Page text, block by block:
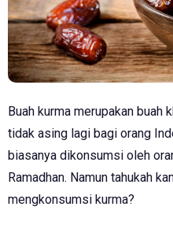
Buah kurma merupakan buah
tidak asing lagi bagi orang
biasanya dikonsumsi oleh
Ramadhan. Namun tahukah
mengkonsumsi kurma?